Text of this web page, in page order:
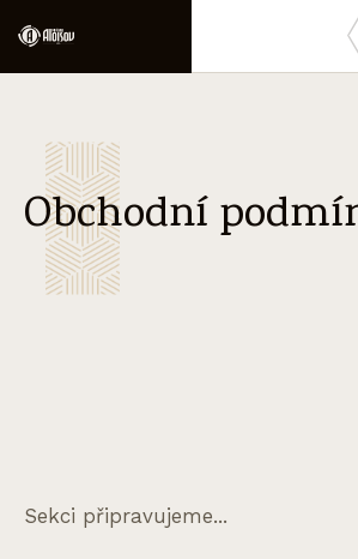
Obchodní
Sekci připravujeme...